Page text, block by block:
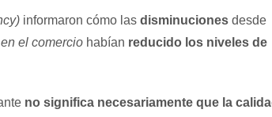
informaron cómo las disminuciones desde
el comercio habían reducido los niveles de
no significa necesariamente que la